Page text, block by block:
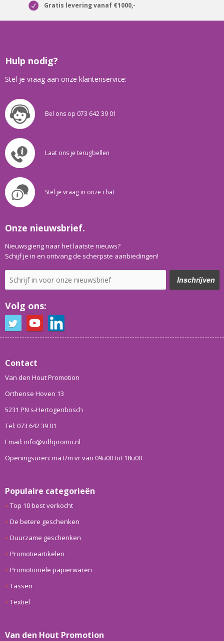
Gratis levering vanaf €1000,-
Hulp nodig?
Stel je vraag aan onze klantenservice:
Bel ons op 073 642 39 01
Laat ons je terugbellen
Stel je vraag in onze chat
Onze nieuwsbrief.
Nieuwsgierig naar het laatste nieuws?
Schijf je in en ontvang de scherpste aanbiedingen!
Volg ons:
Contact
Van den Hout Promotion
Orthense Hoven 13
5231 PN s-Hertogenbosch
Tel: 073 642 39 01
Email: info@vdhpromo.nl
Openingsuren: ma t/m vr van 09u00 tot 18u00
Populaire categorieën
Top 10 best verkocht
De betere geschenken
Duurzame geschenken
Promotieartikelen
Promotionele papierwaren
Tassen
Textiel
Van den Hout Promotion